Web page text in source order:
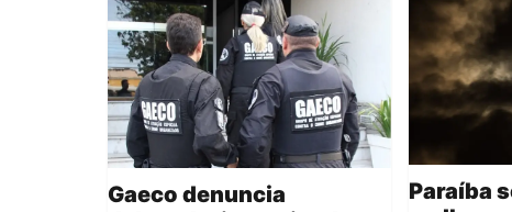
Gaeco denuncia
Paraíba